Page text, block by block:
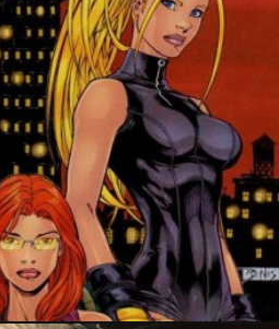
9 février 2020